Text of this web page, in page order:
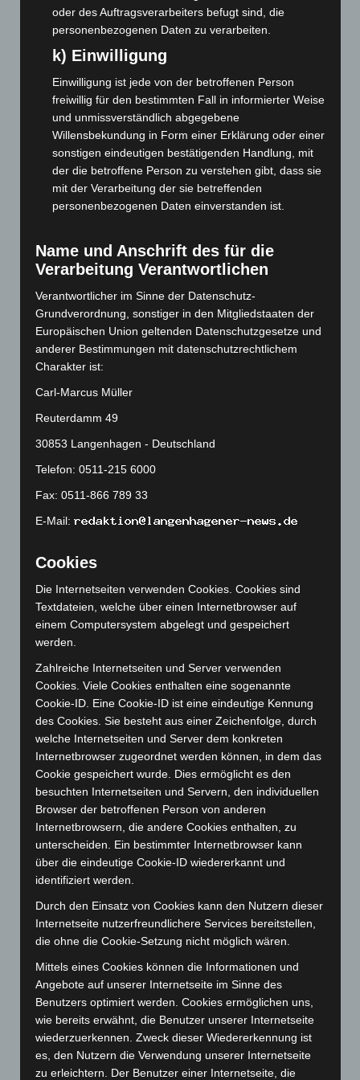
(139)
Mai 2026(99)
März 2026(115)
Februar 2026(109)
Januar 2026(122)
Dezember 2025(103)
November 2025(114)
Oktober 2025(112)
August 2025(90)
Juni 2025(103)
Mai 2025(112)
April 2025
(88)
Oktober 2024(93)
September 2024(112)
August 2024
Juni 2024 (107)
Mai 2024(149)
April 2024
März 2024(103)
Februar 2024(103)
Januar 2024(111)
Dezember 2023(130)
November 2023(130)
Oktober 2023(114)
September 2023(133)
August 2023(134)
Juli 2023(118)
Mai 2023(139)
April 2023 (155)
März 2023(174)
Februar 2023(154)
Januar 2023 (140)
Dezember 2022(130)
November 2022(167)
oder des Auftragsverarbeiters befugt sind, die
personenbezogenen Daten zu verarbeiten.
k) Einwilligung
Einwilligung ist jede von der betroffenen Person
freiwillig für den bestimmten Fall in informierter Weise
und unmissverständlich abgegebene
Willensbekundung in Form einer Erklärung oder einer
sonstigen eindeutigen bestätigenden Handlung, mit
der die betroffene Person zu verstehen gibt, dass sie
mit der Verarbeitung der sie betreffenden
personenbezogenen Daten einverstanden ist.
Name und Anschrift des für die
Verarbeitung Verantwortlichen
Verantwortlicher im Sinne der Datenschutz-
Grundverordnung, sonstiger in den Mitgliedstaaten der
Europäischen Union geltenden Datenschutzgesetze und
anderer Bestimmungen mit datenschutzrechtlichem
Charakter ist:
Carl-Marcus Müller
Reuterdamm 49
30853 Langenhagen - Deutschland
Telefon: 0511-215 6000
Fax: 0511-866 789 33
E-Mail:
Cookies
Die Internetseiten verwenden Cookies. Cookies sind
Textdateien, welche über einen Internetbrowser auf
einem Computersystem abgelegt und gespeichert
werden.
Zahlreiche Internetseiten und Server verwenden
Cookies. Viele Cookies enthalten eine sogenannte
Cookie-ID. Eine Cookie-ID ist eine eindeutige Kennung
des Cookies. Sie besteht aus einer Zeichenfolge, durch
welche Internetseiten und Server dem konkreten
Internetbrowser zugeordnet werden können, in dem das
Cookie gespeichert wurde. Dies ermöglicht es den
besuchten Internetseiten und Servern, den individuellen
Browser der betroffenen Person von anderen
Internetbrowsern, die andere Cookies enthalten, zu
unterscheiden. Ein bestimmter Internetbrowser kann
über die eindeutige Cookie-ID wiedererkannt und
identifiziert werden.
Durch den Einsatz von Cookies kann den Nutzern dieser
Internetseite nutzerfreundlichere Services bereitstellen,
die ohne die Cookie-Setzung nicht möglich wären.
Mittels eines Cookies können die Informationen und
Angebote auf unserer Internetseite im Sinne des
Benutzers optimiert werden. Cookies ermöglichen uns,
wie bereits erwähnt, die Benutzer unserer Internetseite
wiederzuerkennen. Zweck dieser Wiedererkennung ist
es, den Nutzern die Verwendung unserer Internetseite
zu erleichtern. Der Benutzer einer Internetseite, die